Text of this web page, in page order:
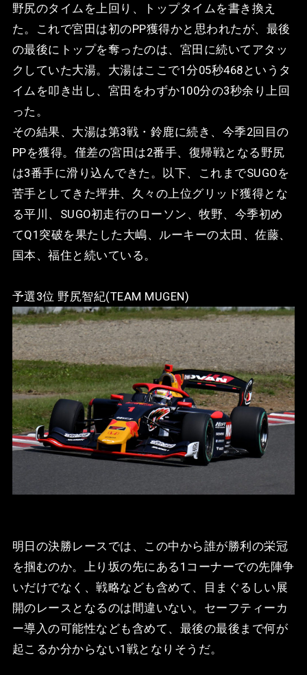
野尻のタイムを上回り、トップタイムを書き換え
た。これで宮田は初のPP獲得かと思われたが、最後
の最後にトップを奪ったのは、宮田に続いてアタッ
クしていた大湯。大湯はここで1分05秒468というタ
イムを叩き出し、宮田をわずか100分の3秒余り上回
った。
その結果、大湯は第3戦・鈴鹿に続き、今季2回目の
PPを獲得。僅差の宮田は2番手、復帰戦となる野尻
は3番手に滑り込んできた。以下、これまでSUGOを
苦手としてきた坪井、久々の上位グリッド獲得とな
る平川、SUGO初走行のローソン、牧野、今季初め
てQ1突破を果たした大嶋、ルーキーの太田、佐藤、
国本、福住と続いている。
予選3位 野尻智紀(TEAM MUGEN)
明日の決勝レースでは、この中から誰が勝利の栄冠
を掴むのか。上り坂の先にある1コーナーでの先陣争
いだけでなく、戦略なども含めて、目まぐるしい展
開のレースとなるのは間違いない。セーフティーカ
ー導入の可能性なども含めて、最後の最後まで何が
起こるか分からない1戦となりそうだ。